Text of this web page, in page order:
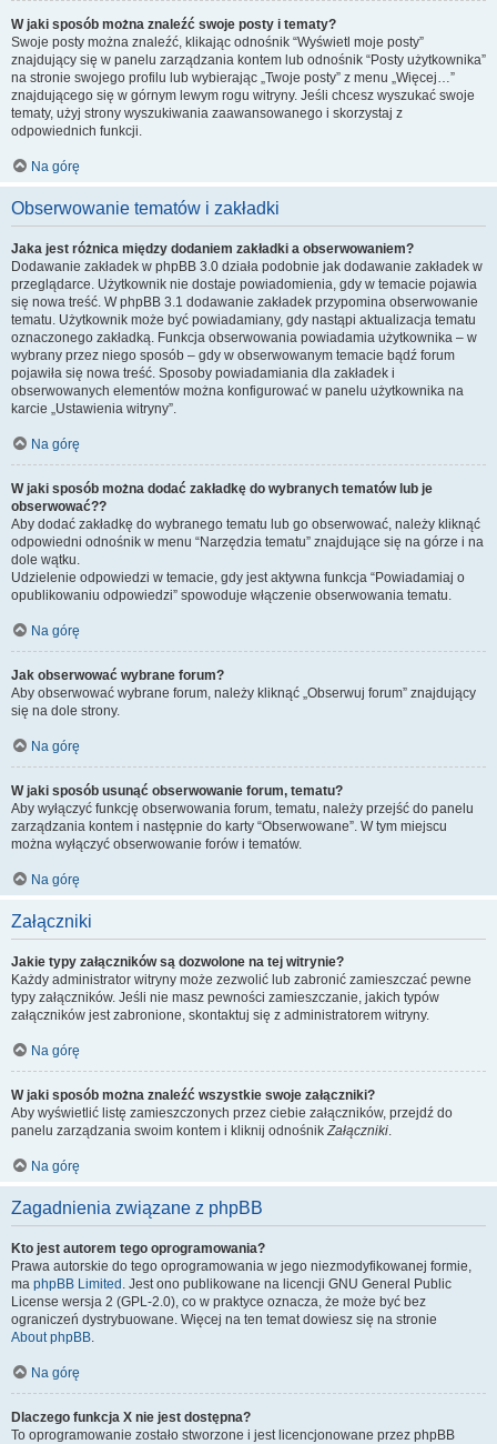
W jaki sposób można znaleźć swoje posty i tematy?
Swoje posty można znaleźć, klikając odnośnik “Wyświetl moje posty”
znajdujący się w panelu zarządzania kontem lub odnośnik “Posty użytkownika”
na stronie swojego profilu lub wybierając „Twoje posty” z menu „Więcej…”
znajdującego się w górnym lewym rogu witryny. Jeśli chcesz wyszukać swoje
tematy, użyj strony wyszukiwania zaawansowanego i skorzystaj z
odpowiednich funkcji.
Na górę
Obserwowanie tematów i zakładki
Jaka jest różnica między dodaniem zakładki a obserwowaniem?
Dodawanie zakładek w phpBB 3.0 działa podobnie jak dodawanie zakładek w
przeglądarce. Użytkownik nie dostaje powiadomienia, gdy w temacie pojawia
się nowa treść. W phpBB 3.1 dodawanie zakładek przypomina obserwowanie
tematu. Użytkownik może być powiadamiany, gdy nastąpi aktualizacja tematu
oznaczonego zakładką. Funkcja obserwowania powiadamia użytkownika – w
wybrany przez niego sposób – gdy w obserwowanym temacie bądź forum
pojawiła się nowa treść. Sposoby powiadamiania dla zakładek i
obserwowanych elementów można konfigurować w panelu użytkownika na
karcie „Ustawienia witryny”.
Na górę
W jaki sposób można dodać zakładkę do wybranych tematów lub je
obserwować??
Aby dodać zakładkę do wybranego tematu lub go obserwować, należy kliknąć
odpowiedni odnośnik w menu “Narzędzia tematu” znajdujące się na górze i na
dole wątku.
Udzielenie odpowiedzi w temacie, gdy jest aktywna funkcja “Powiadamiaj o
opublikowaniu odpowiedzi” spowoduje włączenie obserwowania tematu.
Na górę
Jak obserwować wybrane forum?
Aby obserwować wybrane forum, należy kliknąć „Obserwuj forum” znajdujący
się na dole strony.
Na górę
W jaki sposób usunąć obserwowanie forum, tematu?
Aby wyłączyć funkcję obserwowania forum, tematu, należy przejść do panelu
zarządzania kontem i następnie do karty “Obserwowane”. W tym miejscu
można wyłączyć obserwowanie forów i tematów.
Na górę
Załączniki
Jakie typy załączników są dozwolone na tej witrynie?
Każdy administrator witryny może zezwolić lub zabronić zamieszczać pewne
typy załączników. Jeśli nie masz pewności zamieszczanie, jakich typów
załączników jest zabronione, skontaktuj się z administratorem witryny.
Na górę
W jaki sposób można znaleźć wszystkie swoje załączniki?
Aby wyświetlić listę zamieszczonych przez ciebie załączników, przejdź do
panelu zarządzania swoim kontem i kliknij odnośnikZałączniki.
Na górę
Zagadnienia związane z phpBB
Kto jest autorem tego oprogramowania?
Prawa autorskie do tego oprogramowania w jego niezmodyfikowanej formie,
ma phpBB Limited . Jest ono publikowane na licencji GNU General Public
License wersja 2 (GPL-2.0), co w praktyce oznacza, że może być bez
ograniczeń dystrybuowane. Więcej na ten temat dowiesz się na stronie
About phpBB.
Na górę
Dlaczego funkcja X nie jest dostępna?
To oprogramowanie zostało stworzone i jest licencjonowane przez phpBB